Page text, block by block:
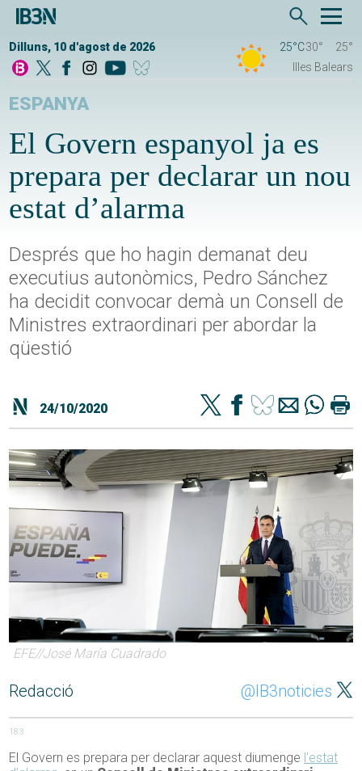
Dilluns, 10 d'agost de 2026 25°C30°
25°
Illes Balears
ESPANYA
El Govern espanyol ja es
prepara per declarar un nou
estat d’alarma
Després que ho hagin demanat deu
executius autonòmics, Pedro Sánchez
ha decidit convocar demà un Consell de
Ministres extraordinari per abordar la
qüestió
24/10/2020
EFE//José María Cuadrado
Redacció @IB3noticies
183
El Govern es prepara per declarar aquest diumenge l’estat